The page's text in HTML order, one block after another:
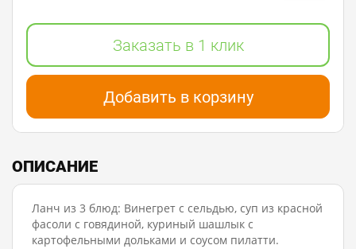
Заказать в 1 клик
Добавить в корзину
ОПИСАНИЕ
Ланч из 3 блюд: Винегрет с сельдью, суп из красной
фасоли с говядиной, куриный шашлык с
картофельными дольками и соусом пилатти.